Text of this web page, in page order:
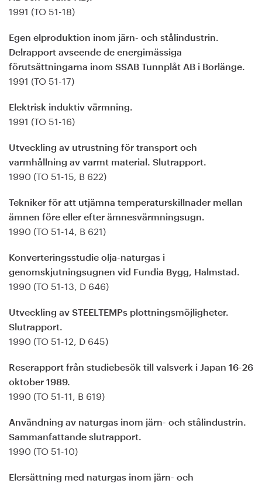
1991 (TO 51-18)
Egen elproduktion inom järn- och stålindustrin.
Delrapport avseende de energimässiga
förutsättningarna inom SSAB Tunnplåt AB i Borlänge.
1991 (TO 51-17)
Elektrisk induktiv värmning.
1991 (TO 51-16)
Utveckling av utrustning för transport och
varmhållning av varmt material. Slutrapport.
1990 (TO 51-15, B 622)
Tekniker för att utjämna temperaturskillnader mellan
ämnen före eller efter ämnesvärmningsugn.
1990 (TO 51-14, B 621)
Konverteringsstudie olja-naturgas i
genomskjutningsugnen vid Fundia Bygg, Halmstad.
1990 (TO 51-13, D 646)
Utveckling av STEELTEMPs plottningsmöjligheter.
Slutrapport.
1990 (TO 51-12, D 645)
Reserapport från studiebesök till valsverk i Japan 16-26
oktober 1989.
1990 (TO 51-11, B 619)
Användning av naturgas inom järn- och stålindustrin.
Sammanfattande slutrapport.
1990 (TO 51-10)
Elersättning med naturgas inom järn- och